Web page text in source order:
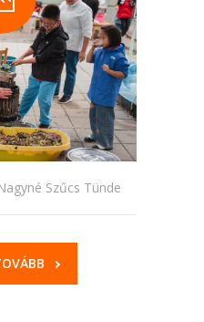
Szűcs Tünde